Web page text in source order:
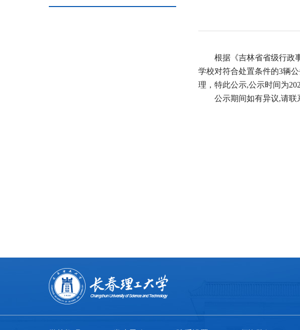
根据《吉林省省级行政
学校对符合处置条件的3辆
理，特此公示,公示时间为
公示期间如有异议,请联